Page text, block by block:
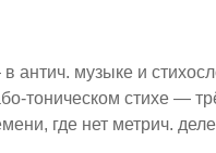
антич. музыке и
тоническом стихе —
где нет метрич.